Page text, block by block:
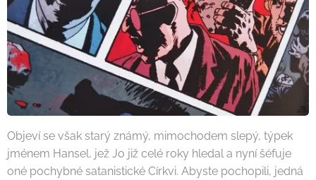
Objeví se však starý známý, mimochodem slepý, týpek
jménem Hansel, jež Jo již celé roky hledal a nyní šéfuje
oné pochybné satanistické Církvi. Abyste pochopili, jedná